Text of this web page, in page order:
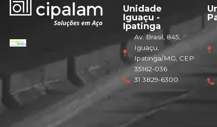
Unidade
Iguaçu -
Ipatinga
Av. Brasil, 845,
Iguaçu,
Ipatinga/MG, CEP
35162-036
31 3829-6300